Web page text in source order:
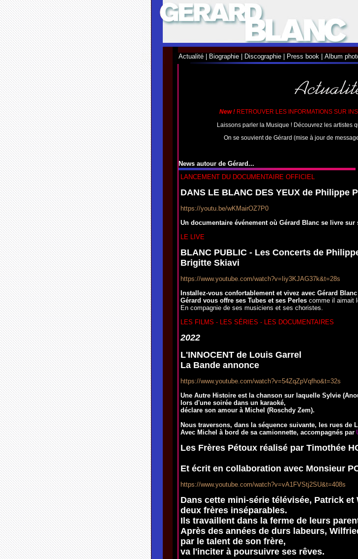
Actualité Biographie Discographie Press book Album
New ! RETROUVER LES INFORMATIONS SUR
Laissons parler la Musique ! Découvrez les artistes
On se souvient de Gérard (mise à jour de
News autour de Gérard...
LANCEMENT DU DOCUMENTAIRE OFFICIEL
DANS LE BLANC DES YEUX de Philippe
https://youtu.be/wKMairOZ7P0
Un documentaire événement où Gérard Blanc se livre sur
LE LIVE
BLANC PUBLIC - Les Concerts de
Brigitte Skiavi
https://www.youtube.com/watch?v=Iiy3KJAG37k&t=28s
Installez-vous confortablement et vivez avec Gérard
Gérard vous offre ses Tubes et ses Perles comme il aimait
En compagnie de ses musiciens et ses choristes.
LES FILMS - LES SÉRIES - LES DOCUMENTAIRES
2022
L'INNOCENT de Louis Garrel
La Bande annonce
https://www.youtube.com/watch?v=54ZqZpVqfho&t=32s
Une Autre Histoire est la chanson sur laquelle Sylvie
lors d'une soirée dans un karaoké,
déclare son amour à Michel (Roschdy Zem).
Nous traversons, dans la séquence suivante, les rues de
Avec Michel à bord de sa camionnette, accompagnés par
Les Frères Pétoux réalisé par Timothée
Et écrit en collaboration avec Monsieur
https://www.youtube.com/watch?v=vA1FVStj2SU&t=408s
Dans cette mini-série télévisée, Patrick
deux frères inséparables.
Ils travaillent dans la ferme de leurs
Après des années de durs labeurs,
par le talent de son frère,
va l'inciter à poursuivre ses rêves.